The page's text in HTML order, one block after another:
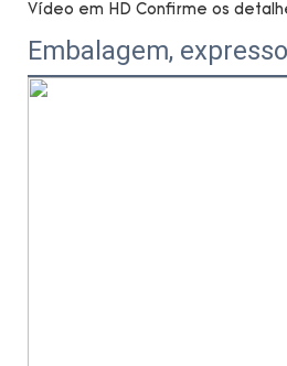
Vídeo em HD Confirme os
Embalagem,